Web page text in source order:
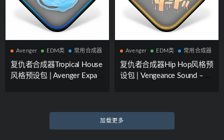
Avenger EDM类 常用合成器
复仇者合成器Tropical House
风格预设包 | Avenger Expans
Avenger EDM类 常用合成器
复仇者合成器Hip Hop风格预
设包 | Vengeance Sound – Av
加载更多